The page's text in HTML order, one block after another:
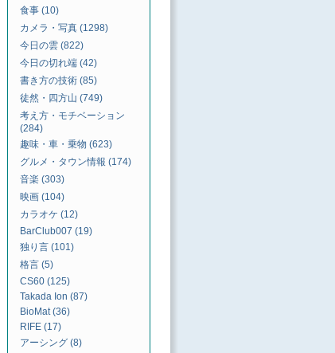
食事 (10)
カメラ・写真 (1298)
今日の雲 (822)
今日の切れ端 (42)
書き方の技術 (85)
徒然・四方山 (749)
考え方・モチベーション
(284)
趣味・車・乗物 (623)
グルメ・タウン情報 (174)
音楽 (303)
映画 (104)
カラオケ (12)
BarClub007 (19)
独り言 (101)
格言 (5)
CS60 (125)
Takada Ion (87)
BioMat (36)
RIFE (17)
アーシング (8)